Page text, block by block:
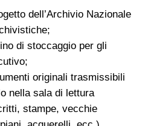
dell’Archivio Nazionale
di stoccaggio per gli
originali trasmissibili
nella sala di lettura
stampe, vecchie